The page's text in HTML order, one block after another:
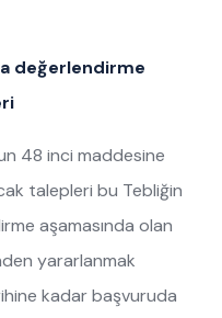
değerlendirme
48 inci maddesine
talepleri bu Tebliğin
aşamasında olan
yararlanmak
kadar başvuruda